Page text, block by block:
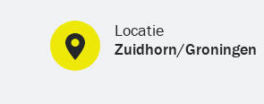
Locatie
Zuidhorn/Groningen